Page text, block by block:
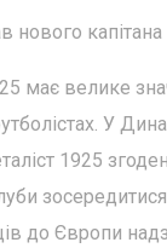
має велике
У
1925
до Європи